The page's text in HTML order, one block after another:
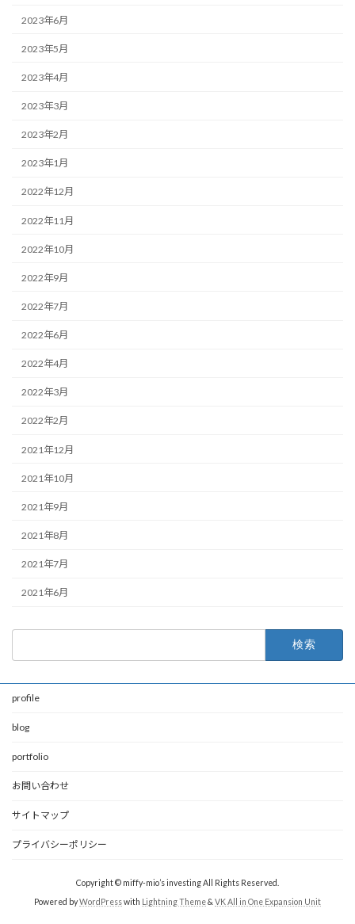
2023年6月
2023年5月
2023年4月
2023年3月
2023年2月
2023年1月
2022年12月
2022年11月
2022年10月
2022年9月
2022年7月
2022年6月
2022年4月
2022年3月
2022年2月
2021年12月
2021年10月
2021年9月
2021年8月
2021年7月
2021年6月
profile
blog
portfolio
お問い合わせ
サイトマップ
プライバシーポリシー
Copyright © miffy-mio’s investing All Rights Reserved.
Powered byWordPresswith Lightning Theme& VK All in One Expansion Unit